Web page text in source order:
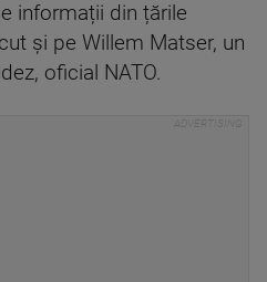
informații din țările
și pe Willem Matser, un
oficial NATO.